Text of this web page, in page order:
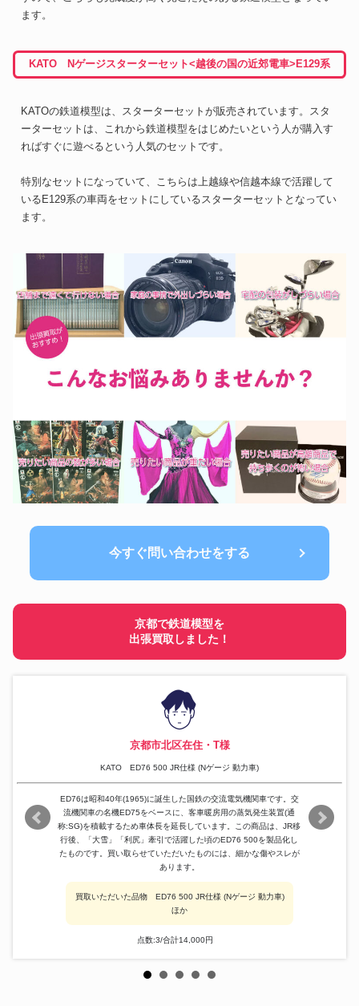
ます。
KATO Nゲージスターターセット<越後の国の近郊電車>E129系
KATOの鉄道模型は、スターターセットが販売されています。スタ
ーターセットは、これから鉄道模型をはじめたいという人が購入す
ればすぐに遊べるという人気のセットです。
特別なセットになっていて、こちらは上越線や信越本線で活躍して
いるE129系の車両をセットにしているスターターセットとなってい
ます。
今すぐ問い合わせをする
京都で鉄道模型を
出張買取しました！
京都市北区在住・T様
KATO ED76 500 JR仕様 (Nゲージ 動力車)
ED76は昭和40年(1965)に誕生した国鉄の交流電気機関車です。交
流機関車の名機ED75をベースに、客車暖房用の蒸気発生装置(通
称:SG)を積載するため車体長を延長しています。この商品は、JR移
行後、「大雪」「利尻」牽引で活躍した頃のED76 500を製品化し
たものです。買い取らせていただいたものには、細かな傷やスレが
あります。
買取いただいた品物 ED76 500 JR仕様 (Nゲージ 動力車)
ほか
点数:3/合計14,000円